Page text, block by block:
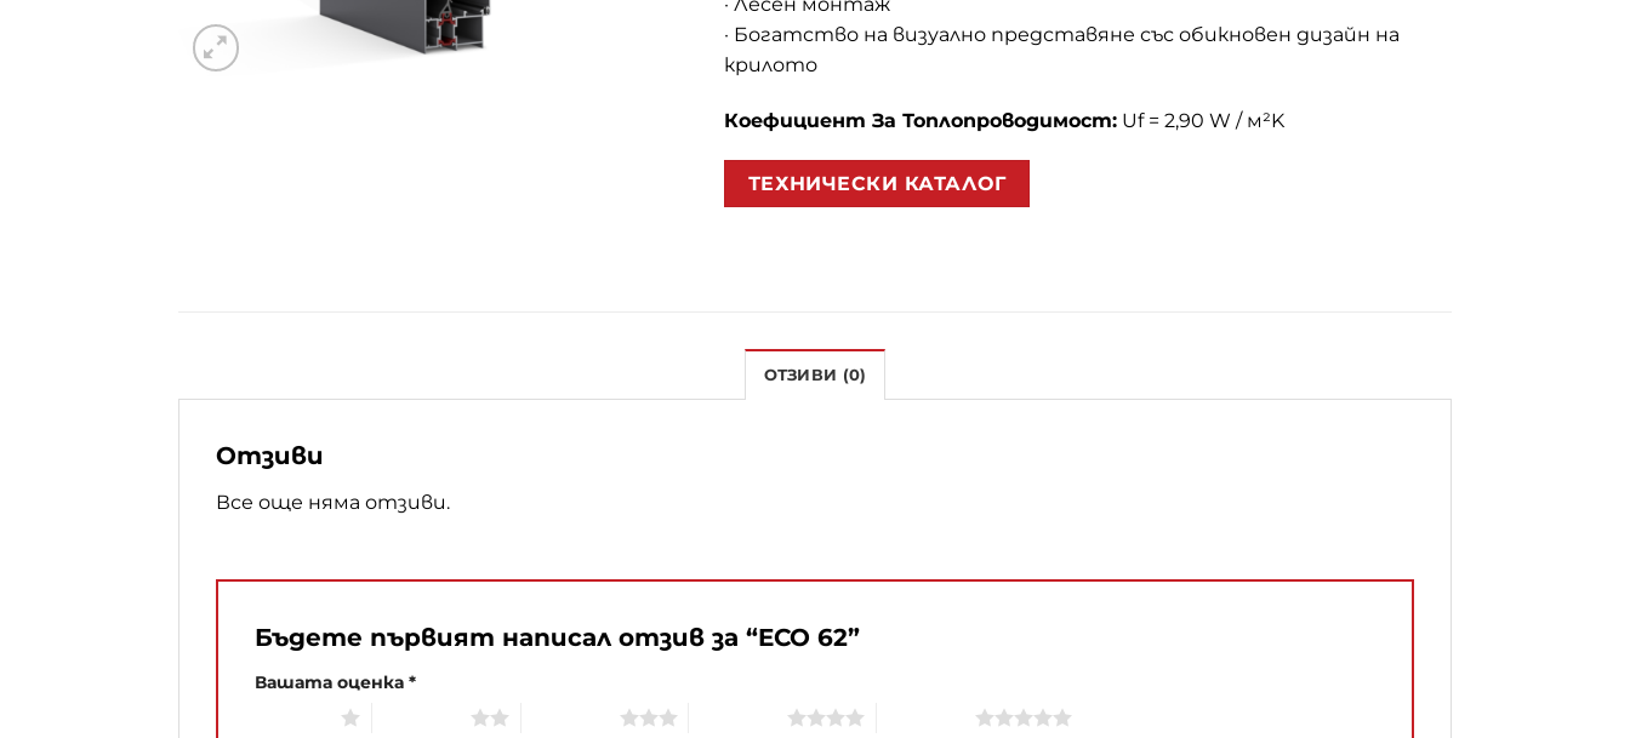
· Богатство на визуално представяне със обикновен дизайн на
крилото
Коефициент За Топлопроводимост: Uf = 2,90 W / м²K
ТЕХНИЧЕСКИ КАТАЛОГ
ОТЗИВИ (0)
Отзиви
Все още няма отзиви.
Бъдете първият написал отзив за “ECO 62”
Вашата оценка *